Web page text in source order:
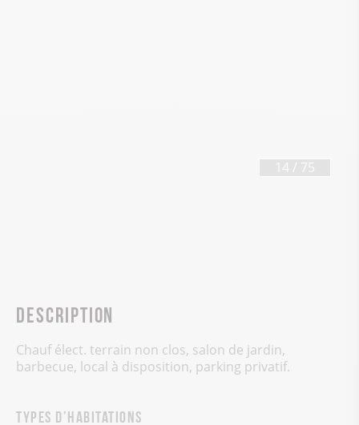
14 / 75
Description
Chauf élect. terrain non clos, salon de jardin,
barbecue, local à disposition, parking privatif.
Types d’habitations